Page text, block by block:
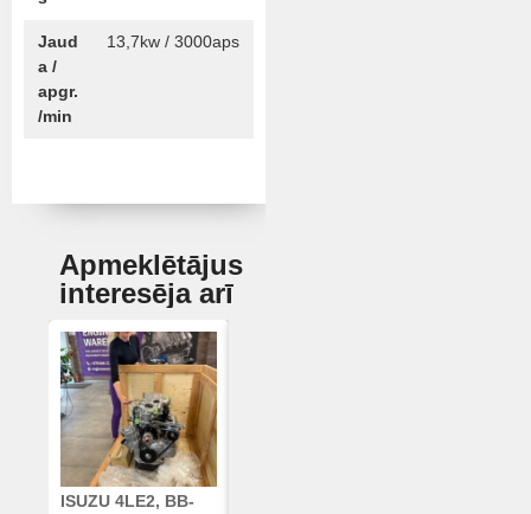
Jaud
a /
apgr.
/min
13,7kw / 3000aps
Apmeklētājus
interesēja arī
ISUZU 4LE2, BB-